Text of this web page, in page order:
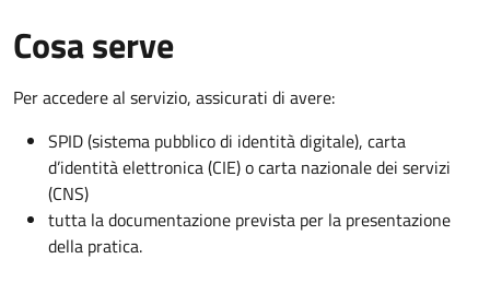
Cosa serve
Per accedere al servizio, assicurati di avere:
SPID (sistema pubblico di identità digitale), carta
d’identità elettronica (CIE) o carta nazionale dei servizi
(CNS)
tutta la documentazione prevista per la presentazione
della pratica.